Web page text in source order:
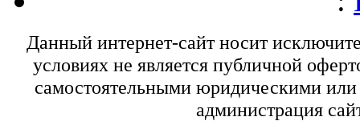
Данный интернет-сайт носит
условиях не является публичной
самостоятельными юридическими
администрация